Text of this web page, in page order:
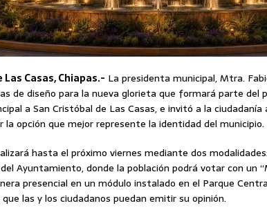
Casas, Chiapas.- La presidenta municipal, Mtra.
de diseño para la nueva glorieta que formará parte del
a San Cristóbal de Las Casas, e invitó a la
la opción que mejor represente la identidad del municipio.
hasta el próximo viernes mediante dos
Ayuntamiento, donde la población podrá votar con un
presencial en un módulo instalado en el Parque
las y los ciudadanos puedan emitir su opinión.